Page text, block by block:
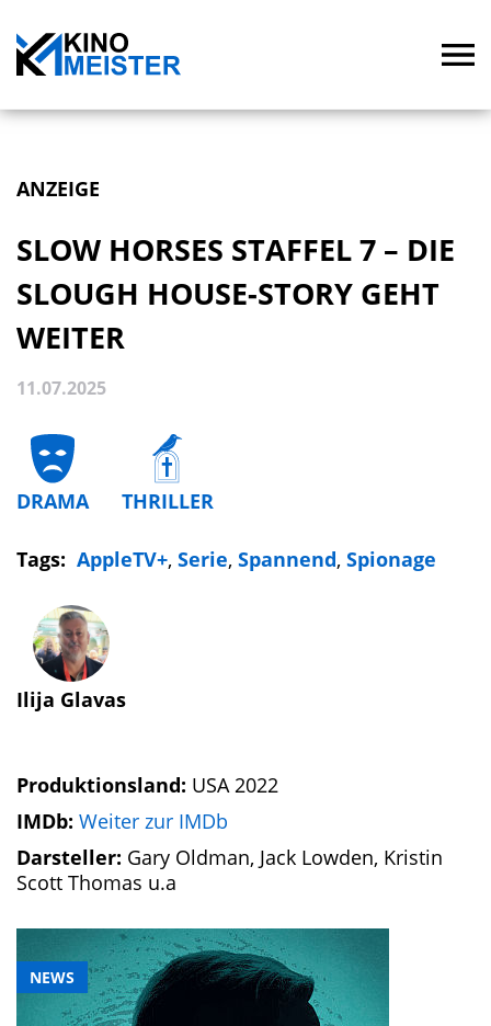
ANZEIGE
NEWS
SLOW HORSES STAFFEL 7 – DIE
SLOUGH HOUSE-STORY GEHT
WEITER
11.07.2025
DRAMA THRILLER
Tags: AppleTV+, Serie, Spannend, Spionage
Ilija Glavas
Produktionsland: USA 2022
IMDb: Weiter zur IMDb
Darsteller: Gary Oldman, Jack Lowden, Kristin
Scott Thomas u.a